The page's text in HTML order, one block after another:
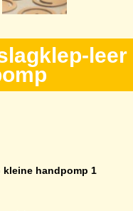
leer
kleine handpomp 1